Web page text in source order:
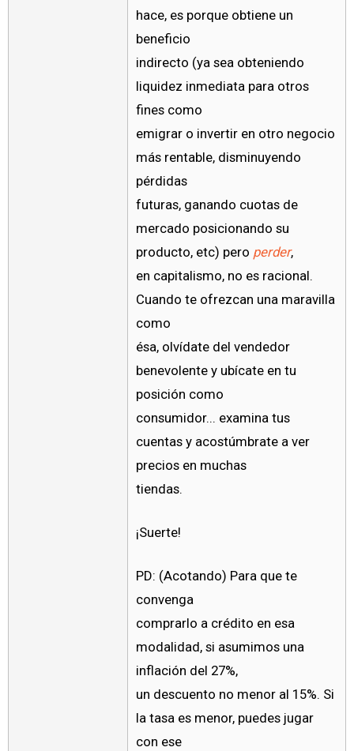
hace, es porque obtiene un
beneficio
indirecto (ya sea obteniendo
liquidez inmediata para otros
fines como
emigrar o invertir en otro negocio
más rentable, disminuyendo
pérdidas
futuras, ganando cuotas de
mercado posicionando su
producto, etc) pero perder,
en capitalismo, no es racional.
Cuando te ofrezcan una maravilla
como
ésa, olvídate del vendedor
benevolente y ubícate en tu
posición como
consumidor... examina tus
cuentas y acostúmbrate a ver
precios en muchas
tiendas.
¡Suerte!
PD: (Acotando) Para que te
convenga
comprarlo a crédito en esa
modalidad, si asumimos una
inflación del 27%,
un descuento no menor al 15%. Si
la tasa es menor, puedes jugar
con ese